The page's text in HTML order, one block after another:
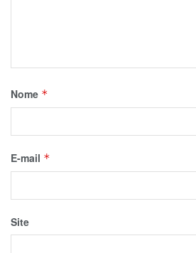
Nome *
E-mail *
Site